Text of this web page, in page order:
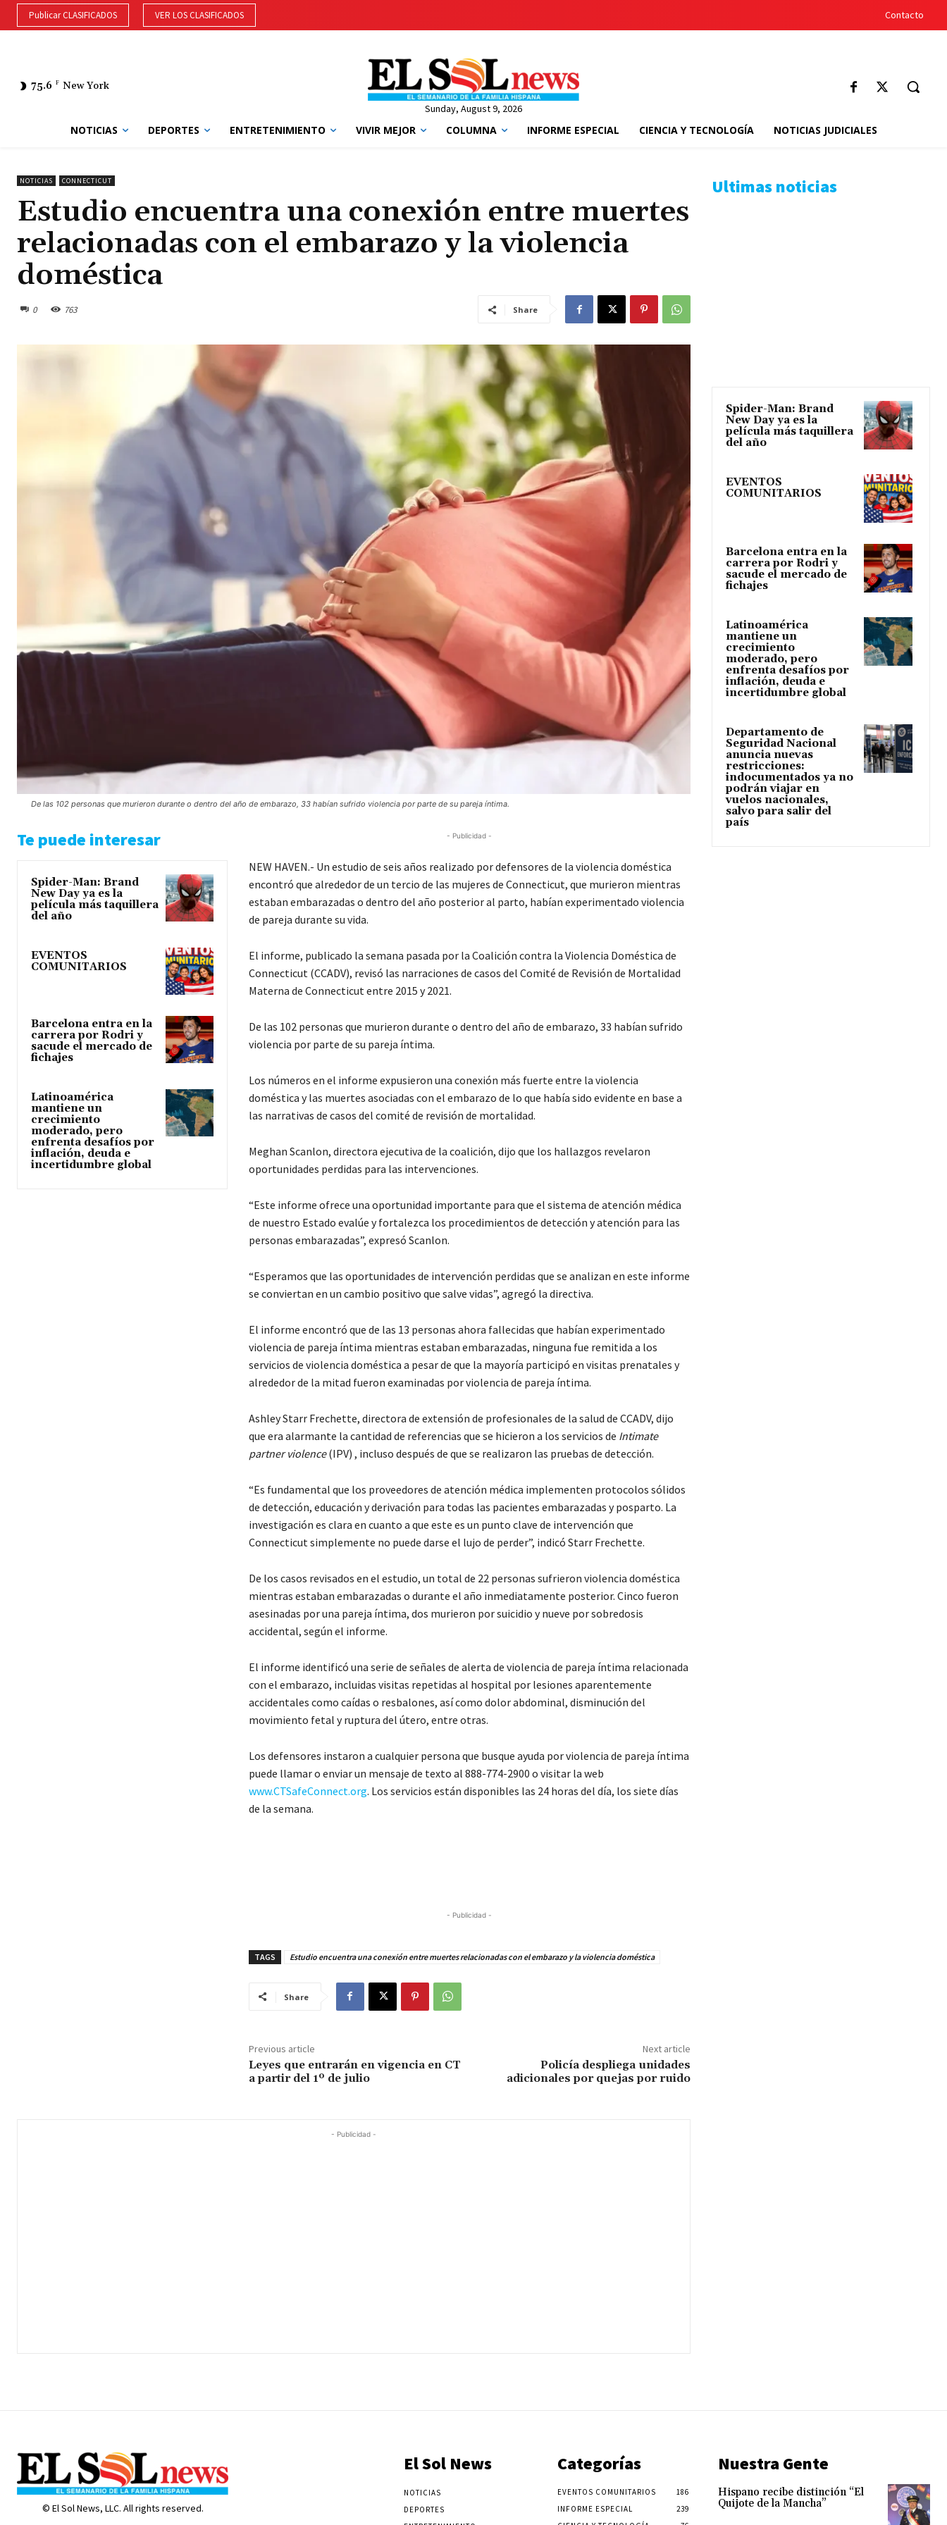
Publicar CLASIFICADOS VER LOS CLASIFICADOS Contacto
75.6 F New York
Sunday, August 9, 2026
NOTICIAS DEPORTES ENTRETENIMIENTO VIVIR MEJOR COLUMNA INFORME ESPECIAL CIENCIA Y TECNOLOGÍA NOTICIAS JUDICIALES
NOTICIAS CONNECTICUT
Estudio encuentra una conexión entre muertes
relacionadas con el embarazo y la violencia
doméstica
0 763 Share
De las 102 personas que murieron durante o dentro del año de embarazo, 33 habían sufrido violencia por parte de su pareja íntima.
Te puede interesar
Spider-Man: Brand
New Day ya es la
película más taquillera
del año
EVENTOS
COMUNITARIOS
Barcelona entra en la
carrera por Rodri y
sacude el mercado de
fichajes
Latinoamérica
mantiene un
crecimiento
moderado, pero
enfrenta desafíos por
inflación, deuda e
incertidumbre global
- Publicidad -
NEW HAVEN.- Un estudio de seis años realizado por defensores de la violencia doméstica
encontró que alrededor de un tercio de las mujeres de Connecticut, que murieron mientras
estaban embarazadas o dentro del año posterior al parto, habían experimentado violencia
de pareja durante su vida.
El informe, publicado la semana pasada por la Coalición contra la Violencia Doméstica de
Connecticut (CCADV), revisó las narraciones de casos del Comité de Revisión de Mortalidad
Materna de Connecticut entre 2015 y 2021.
De las 102 personas que murieron durante o dentro del año de embarazo, 33 habían sufrido
violencia por parte de su pareja íntima.
Los números en el informe expusieron una conexión más fuerte entre la violencia
doméstica y las muertes asociadas con el embarazo de lo que había sido evidente en base a
las narrativas de casos del comité de revisión de mortalidad.
Meghan Scanlon, directora ejecutiva de la coalición, dijo que los hallazgos revelaron
oportunidades perdidas para las intervenciones.
“Este informe ofrece una oportunidad importante para que el sistema de atención médica
de nuestro Estado evalúe y fortalezca los procedimientos de detección y atención para las
personas embarazadas”, expresó Scanlon.
“Esperamos que las oportunidades de intervención perdidas que se analizan en este informe
se conviertan en un cambio positivo que salve vidas”, agregó la directiva.
El informe encontró que de las 13 personas ahora fallecidas que habían experimentado
violencia de pareja íntima mientras estaban embarazadas, ninguna fue remitida a los
servicios de violencia doméstica a pesar de que la mayoría participó en visitas prenatales y
alrededor de la mitad fueron examinadas por violencia de pareja íntima.
Ashley Starr Frechette, directora de extensión de profesionales de la salud de CCADV, dijo
que era alarmante la cantidad de referencias que se hicieron a los servicios de Intimate
partner violence(IPV) , incluso después de que se realizaron las pruebas de detección.
“Es fundamental que los proveedores de atención médica implementen protocolos sólidos
de detección, educación y derivación para todas las pacientes embarazadas y posparto. La
investigación es clara en cuanto a que este es un punto clave de intervención que
Connecticut simplemente no puede darse el lujo de perder”, indicó Starr Frechette.
De los casos revisados en el estudio, un total de 22 personas sufrieron violencia doméstica
mientras estaban embarazadas o durante el año inmediatamente posterior. Cinco fueron
asesinadas por una pareja íntima, dos murieron por suicidio y nueve por sobredosis
accidental, según el informe.
El informe identificó una serie de señales de alerta de violencia de pareja íntima relacionada
con el embarazo, incluidas visitas repetidas al hospital por lesiones aparentemente
accidentales como caídas o resbalones, así como dolor abdominal, disminución del
movimiento fetal y ruptura del útero, entre otras.
Los defensores instaron a cualquier persona que busque ayuda por violencia de pareja íntima
puede llamar o enviar un mensaje de texto al 888-774-2900 o visitar la web
www.CTSafeConnect.org. Los servicios están disponibles las 24 horas del día, los siete días
de la semana.
- Publicidad -
TAGS Estudio encuentra una conexión entre muertes relacionadas con el embarazo y la violencia doméstica
Share
Previous article
Leyes que entrarán en vigencia en CT
a partir del 1º de julio
Next article
Policía despliega unidades
adicionales por quejas por ruido
- Publicidad -
Ultimas noticias
Spider-Man: Brand
New Day ya es la
película más taquillera
del año
EVENTOS
COMUNITARIOS
Barcelona entra en la
carrera por Rodri y
sacude el mercado de
fichajes
Latinoamérica
mantiene un
crecimiento
moderado, pero
enfrenta desafíos por
inflación, deuda e
incertidumbre global
Departamento de
Seguridad Nacional
anuncia nuevas
restricciones:
indocumentados ya no
podrán viajar en
vuelos nacionales,
salvo para salir del
país
© El Sol News, LLC. All rights reserved.
El Sol News
NOTICIAS
DEPORTES
Categorías
EVENTOS COMUNITARIOS
186
INFORME ESPECIAL
239
Nuestra Gente
Hispano recibe distinción “El
Quijote de la Mancha”